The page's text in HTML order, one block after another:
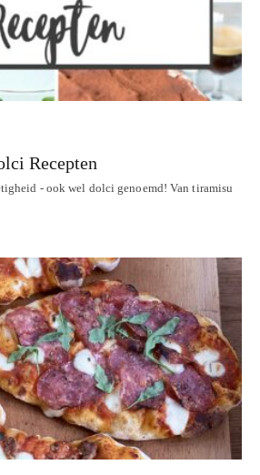
Recepten
- ook wel dolci genoemd! Van tiramisu